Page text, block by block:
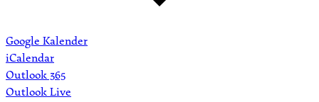
Google Kalender
iCalendar
Outlook 365
Outlook Live